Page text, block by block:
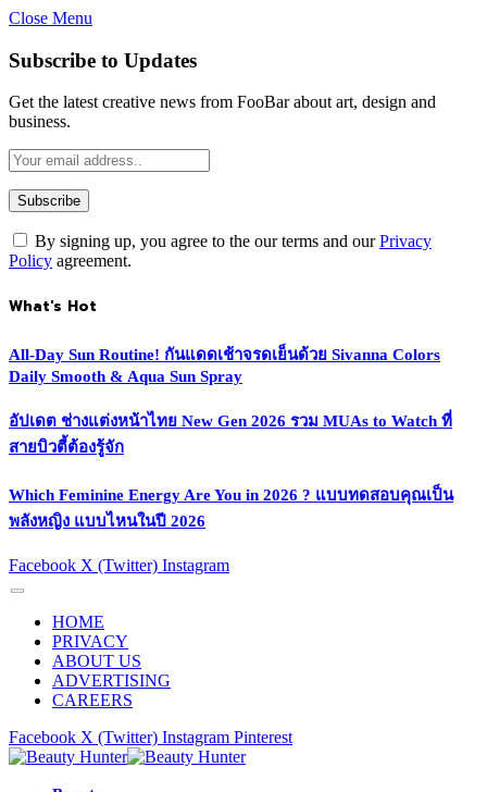
Close Menu
Subscribe to Updates
Get the latest creative news from FooBar about art, design and
business.
By signing up, you agree to the our terms and ourPrivacy
Policy agreement.
What's Hot
All-Day Sun Routine! กันแดดเช้าจรดเย็นด้วย Sivanna Colors
Daily Smooth & Aqua Sun Spray
อัปเดต ช่างแต่งหน้าไทย New Gen 2026 รวม MUAs to Watch ที่
สายบิวตี้ต้องรู้จัก
Which Feminine Energy Are You in 2026 ? แบบทดสอบคุณเป็น
พลังหญิง แบบไหนในปี 2026
Facebook X (Twitter) Instagram
HOME
PRIVACY
ABOUT US
ADVERTISING
CAREERS
Facebook X (Twitter) Instagram Pinterest